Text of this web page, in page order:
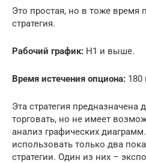
Это простая, но в тоже время
стратегия.
Рабочий график: Н1 и выше.
Время истечения опциона: 180
Эта стратегия предназначена
торговать, но не имеет
анализ графических
использовать только два
стратегии. Один из них –